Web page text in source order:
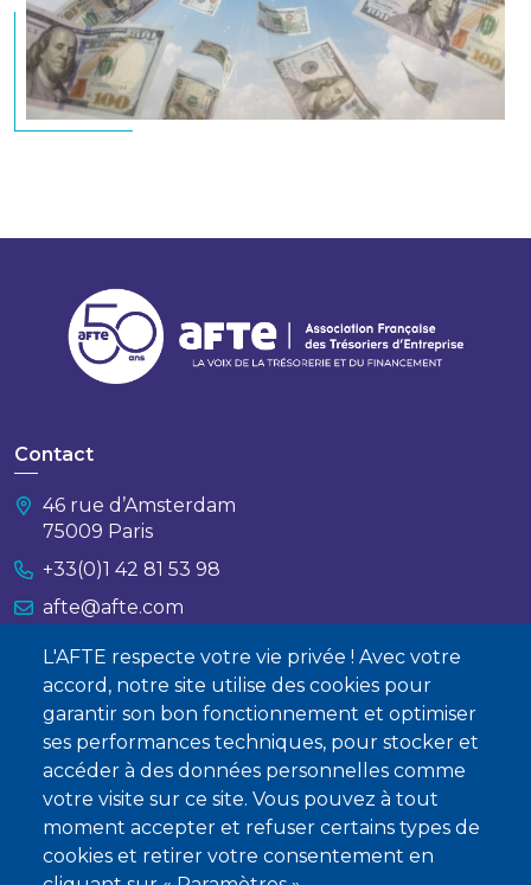
L'AFTE respecte votre vie privée ! Avec votre
accord, notre site utilise des cookies pour
garantir son bon fonctionnement et optimiser
ses performances techniques, pour stocker et
accéder à des données personnelles comme
votre visite sur ce site. Vous pouvez à tout
moment accepter et refuser certains types de
cookies et retirer votre consentement en
Contact
46 rue d’Amsterdam
75009 Paris
+33(0)1 42 81 53 98
afte@afte.com
Nous contacter
À propos
Qui sommes-nous ?
Devenir membre